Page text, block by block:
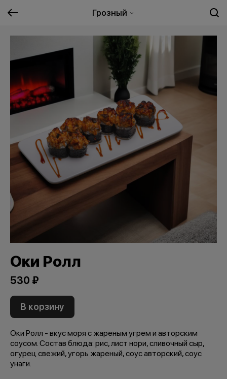
Грозный
Оки Ролл
530 ₽
В корзину
Оки Ролл - вкус моря с жареным угрем и авторским
соусом. Состав блюда: рис, лист нори, сливочный сыр,
огурец свежий, угорь жареный, соус авторский, соус
унаги.